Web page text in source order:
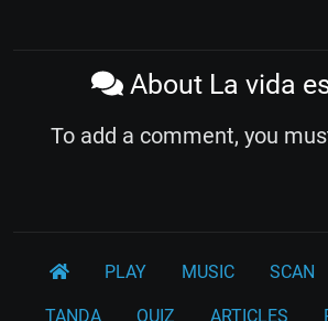
About La vida
To add a comment, you
PLAY MUSIC SCAN
TANDA QUIZ ARTICLES